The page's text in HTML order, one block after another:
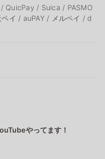
QuicPay / Suica / PASMO
イ / auPAY / メルペイ / d
やってます！